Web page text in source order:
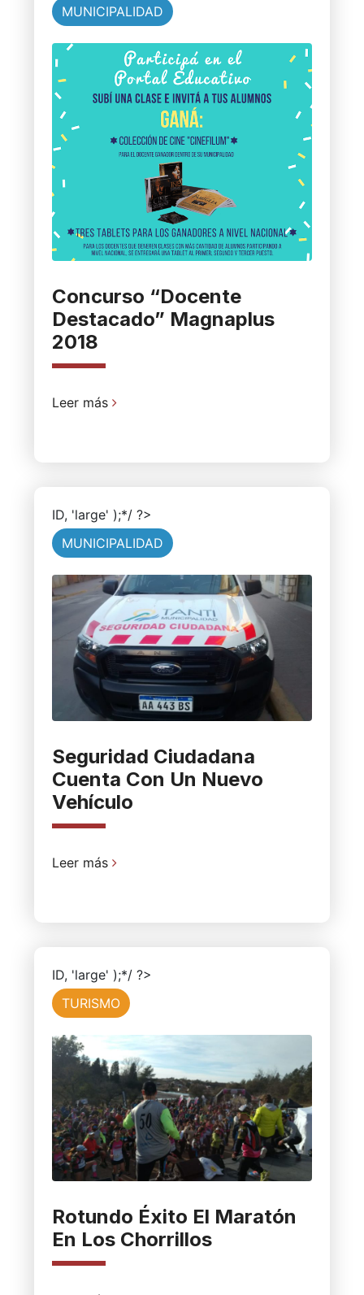
MUNICIPALIDAD
Concurso “Docente
Destacado” Magnaplus
2018
Leer más
ID, 'large' );*/ ?>
MUNICIPALIDAD
Seguridad Ciudadana
Cuenta Con Un Nuevo
Vehículo
Leer más
ID, 'large' );*/ ?>
TURISMO
Rotundo Éxito El Maratón
En Los Chorrillos